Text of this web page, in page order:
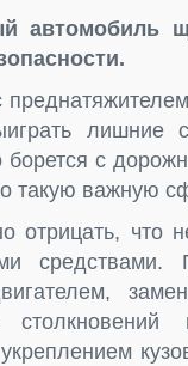
автомобиль
лишние
борется с
такую важную
отрицать, что
укреплением